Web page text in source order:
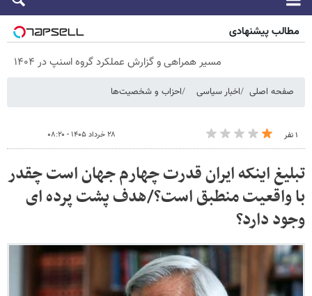
مطالب پیشنهادی
مسیر همراهی و گزارش عملکرد گروه اسنپ در ۱۴۰۴
صفحه اصلی اخبار سیاسی احزاب و شخصیت‌ها
۱ نفر ۲۸ خرداد ۱۴۰۵ - ۰۸:۲۰
تبلیغ اینکه ایران قدرت چهارم جهان است چقدر
با واقعیت منطبق است؟/هدف پشت پرده ای
وجود دارد؟